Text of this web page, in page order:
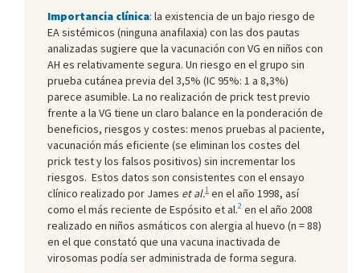
Importancia clínica: la existencia de un bajo riesgo de
EA sistémicos (ninguna anafilaxia) con las dos pautas
analizadas sugiere que la vacunación con VG en niños con
AH es relativamente segura. Un riesgo en el grupo sin
prueba cutánea previa del 3,5% (IC 95%: 1 a 8,3%)
parece asumible. La no realización de prick test previo
frente a la VG tiene un claro balance en la ponderación de
beneficios, riesgos y costes: menos pruebas al paciente,
vacunación más eficiente (se eliminan los costes del
prick test y los falsos positivos) sin incrementar los
riesgos. Estos datos son consistentes con el ensayo
clínico realizado por James et al.1 en el año 1998, así
como el más reciente de Espósito et al.2 en el año 2008
realizado en niños asmáticos con alergia al huevo (n = 88)
en el que constató que una vacuna inactivada de
virosomas podía ser administrada de forma segura.